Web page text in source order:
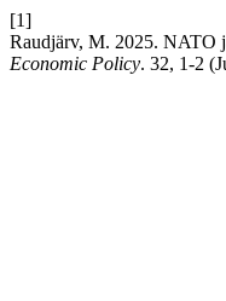
[1]
Raudjärv, M. 2025. NATO
Economic Policy. 32, 1-2